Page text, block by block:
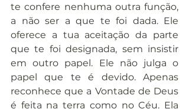
te confere nenhuma outra função,
a não ser a que te foi dada. Ele
oferece a tua aceitação da parte
que te foi designada, sem insistir
em outro papel. Ele não julga o
papel que te é devido. Apenas
reconhece que a Vontade de Deus
é feita na terra como no Céu. Ela